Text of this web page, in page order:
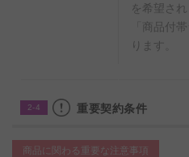
を希望さ
「商品付
ります。
2-4 重要契約条件
商品に関わる重要な注意事項